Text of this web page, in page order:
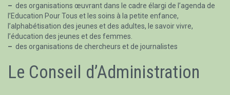
– des organisations œuvrant dans le cadre élargi de l’agenda de
l’Education Pour Tous et les soins à la petite enfance,
l’alphabétisation des jeunes et des adultes, le savoir vivre,
l’éducation des jeunes et des femmes.
– des organisations de chercheurs et de journalistes
Le Conseil d’Administration